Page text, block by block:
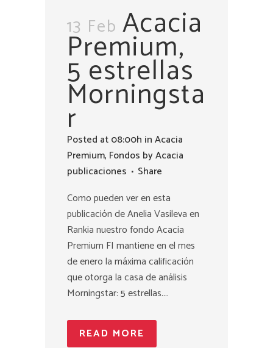
13 Feb Acacia
Premium,
5 estrellas
Morningsta
r
Posted at 08:00h inAcacia
Premium, Fondos byAcacia
publicaciones
Share
Como pueden ver en esta
publicación de Anelia Vasileva en
Rankia nuestro fondo Acacia
Premium FI mantiene en el mes
de enero la máxima calificación
que otorga la casa de análisis
Morningstar: 5 estrellas....
READ MORE